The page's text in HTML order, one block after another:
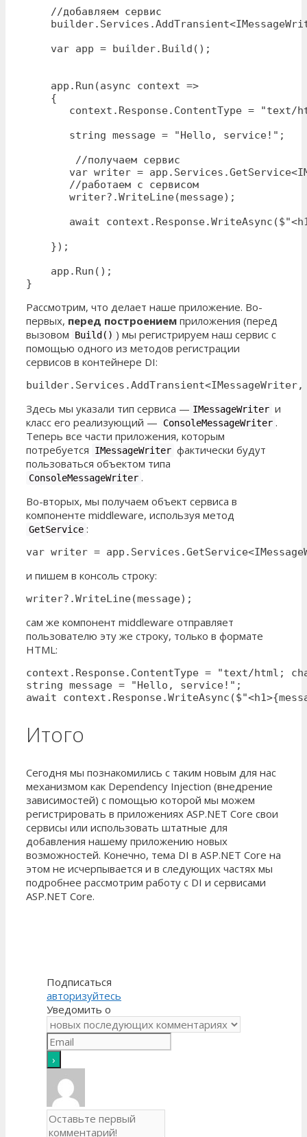
    //добавляем сервис
    var app = builder.Build();
    app.Run(async context =>
    {
context.Response.ContentType = "text/
       string message = "Hello, service!";
        //получаем сервис
var writer =
       //работаем с сервисом
       writer?.WriteLine(message);
await
    });
    app.Run();
}
Рассмотрим, что делает наше приложение. Во-
первых, перед построением приложения (перед
вызовом
Build() ) мы регистрируем наш сервис с
помощью одного из методов регистрации
сервисов в контейнере DI:
builder.Services.AddTransient<IMessageWriter,
Здесь мы указали тип сервиса — IMessageWriter и
класс его реализующий —
ConsoleMessageWriter .
Теперь все части приложения, которым
потребуется
IMessageWriter фактически будут
пользоваться объектом типа
ConsoleMessageWriter .
Во-вторых, мы получаем объект сервиса в
компоненте middleware, используя метод
GetService :
var writer =
и пишем в консоль строку:
writer?.WriteLine(message);
сам же компонент middleware отправляет
пользователю эту же строку, только в формате
HTML:
context.Response.ContentType = "text/html;
string message = "Hello, service!";
await
Итого
Сегодня мы познакомились с таким новым для нас
механизмом как Dependency Injection (внедрение
зависимостей) с помощью которой мы можем
регистрировать в приложениях ASP.NET Core свои
сервисы или использовать штатные для
добавления нашему приложению новых
возможностей. Конечно, тема DI в ASP.NET Core на
этом не исчерпывается и в следующих частях мы
подробнее рассмотрим работу с DI и сервисами
ASP.NET Core.
Подписаться
авторизуйтесь
Уведомить о